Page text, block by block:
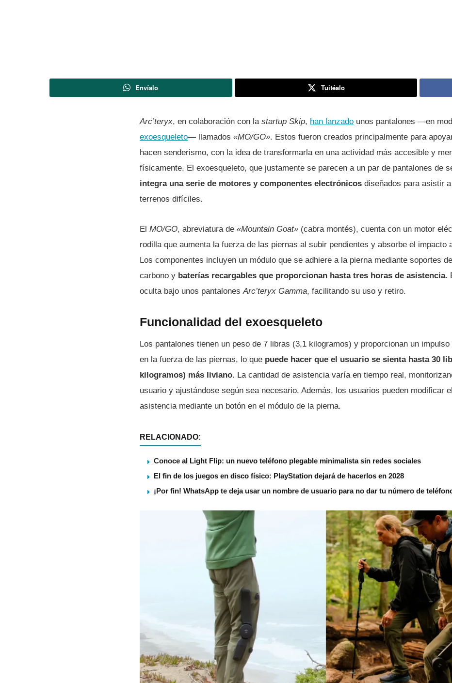
Envíalo Tuitéalo
Arc’teryx, en colaboración con la startup Skip, han lanzado unos pantalones —en
exoesqueleto— llamados «MO/GO». Estos fueron creados principalmente para
hacen senderismo, con la idea de transformarla en una actividad más accesible y
físicamente. El exoesqueleto, que justamente se parecen a un par de pantalones de
integra una serie de motores y componentes electrónicos diseñados para asistir
terrenos difíciles.
El MO/GO, abreviatura de «Mountain Goat» (cabra montés), cuenta con un motor
rodilla que aumenta la fuerza de las piernas al subir pendientes y absorbe el impacto
Los componentes incluyen un módulo que se adhiere a la pierna mediante soportes
carbono y baterías recargables que proporcionan hasta tres horas de asistencia.
oculta bajo unos pantalonesArc’teryx Gamma, facilitando su uso y retiro.
Funcionalidad del exoesqueleto
Los pantalones tienen un peso de 7 libras (3,1 kilogramos) y proporcionan un
en la fuerza de las piernas, lo que puede hacer que el usuario se sienta hasta 30
kilogramos) más liviano. La cantidad de asistencia varía en tiempo real,
usuario y ajustándose según sea necesario. Además, los usuarios pueden modificar
asistencia mediante un botón en el módulo de la pierna.
RELACIONADO:
Conoce al Light Flip: un nuevo teléfono plegable minimalista sin redes sociales
El fin de los juegos en disco físico: PlayStation dejará de hacerlos en 2028
¡Por fin! WhatsApp te deja usar un nombre de usuario para no dar tu número de